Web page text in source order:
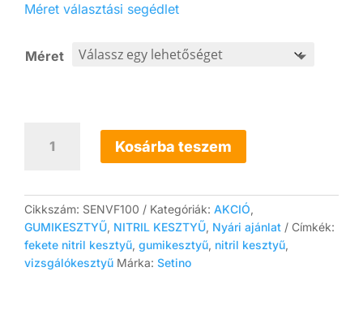
Méret választási segédlet
Méret
Nitril
vizsgálókesztyű
5,5g
vastagabb
kialakítás
mennyiség
Kosárba teszem
Cikkszám: SENVF100 Kategóriák: AKCIÓ,
GUMIKESZTYŰ, NITRIL KESZTYŰ, Nyári ajánlat
Címkék:
fekete nitril kesztyű, gumikesztyű, nitril kesztyű,
vizsgálókesztyű Márka: Setino